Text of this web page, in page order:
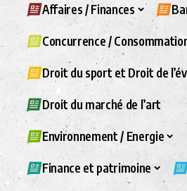
Affaires / Finances
Concurrence /
Droit du sport et Droit de
Droit du marché de l’art
Environnement / Energie
Finance et patrimoine